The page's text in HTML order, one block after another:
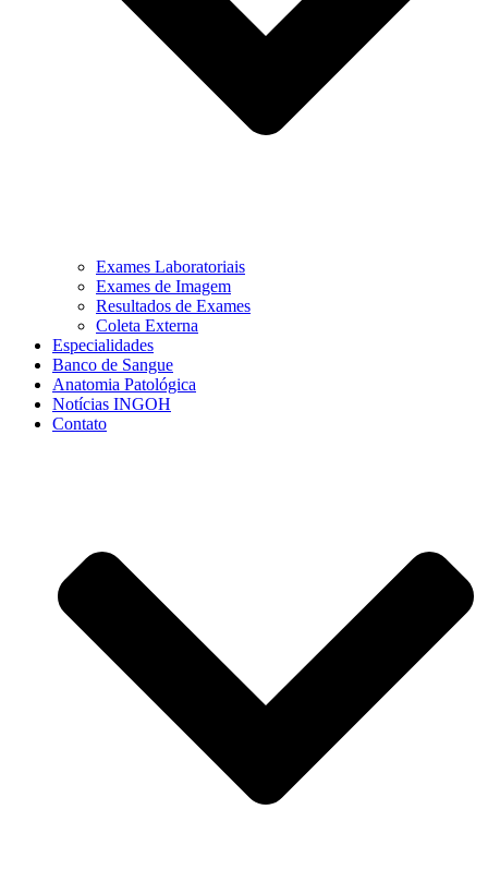
Exames Laboratoriais
Exames de Imagem
Resultados de Exames
Coleta Externa
Especialidades
Banco de Sangue
Anatomia Patológica
Notícias INGOH
Contato